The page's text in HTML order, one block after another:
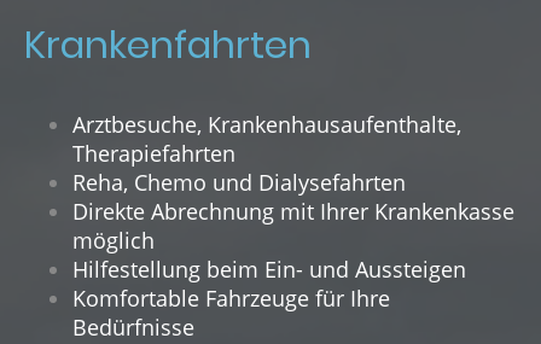
Krankenfahrten
Arztbesuche, Krankenhausaufenthalte,
Therapiefahrten
Reha, Chemo und Dialysefahrten
Direkte Abrechnung mit Ihrer Krankenkasse
möglich
Hilfestellung beim Ein- und Aussteigen
Komfortable Fahrzeuge für Ihre
Bedürfnisse